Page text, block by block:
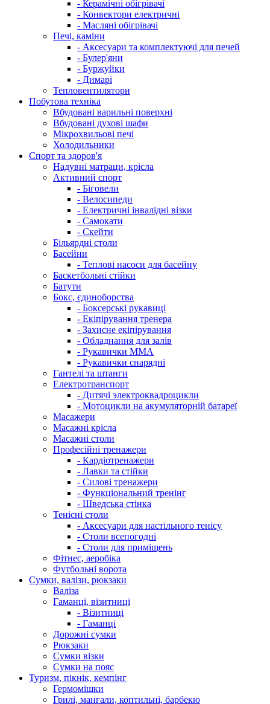
- Керамічні обігрівачі
- Конвектори електричні
- Масляні обігрівачі
Печі, каміни
- Аксесуари та комплектуючі для печей
- Булер'яни
- Буржуйки
- Димарі
Тепловентилятори
Побутова техніка
Вбудовані варильні поверхні
Вбудовані духові шафи
Мікрохвильові печі
Холодильники
Спорт та здоров'я
Надувні матраци, крісла
Активний спорт
- Біговели
- Велосипеди
- Електричні інвалідні візки
- Самокати
- Скейти
Більярдні столи
Басейни
- Теплові насоси для басейну
Баскетбольні стійки
Батути
Бокс, єдиноборства
- Боксерські рукавиці
- Екіпірування тренера
- Захисне екіпірування
- Обладнання для залів
- Рукавички ММА
- Рукавички снарядні
Гантелі та штанги
Електротранспорт
- Дитячі электроквадроцикли
- Мотоцикли на акумуляторній батареї
Масажери
Масажні крісла
Масажні столи
Професійні тренажери
- Кардіотренажери
- Лавки та стійки
- Силові тренажери
- Функціональний тренінг
- Шведська стінка
Тенісні столи
- Аксесуари для настільного тенісу
- Столи всепогодні
- Столи для приміщень
Фітнес, аеробіка
Футбольні ворота
Сумки, валізи, рюкзаки
Валіза
Гаманці, візитниці
- Візитниці
- Гаманці
Дорожні сумки
Рюкзаки
Сумки візки
Сумки на пояс
Туризм, пікнік, кемпінг
Гермомішки
Грилі, мангали, коптильні, барбекю